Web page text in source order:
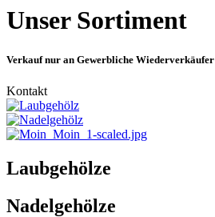
Unser Sortiment
Verkauf nur an Gewerbliche Wiederverkäufer
Kontakt
Laubgehölze
Nadelgehölze